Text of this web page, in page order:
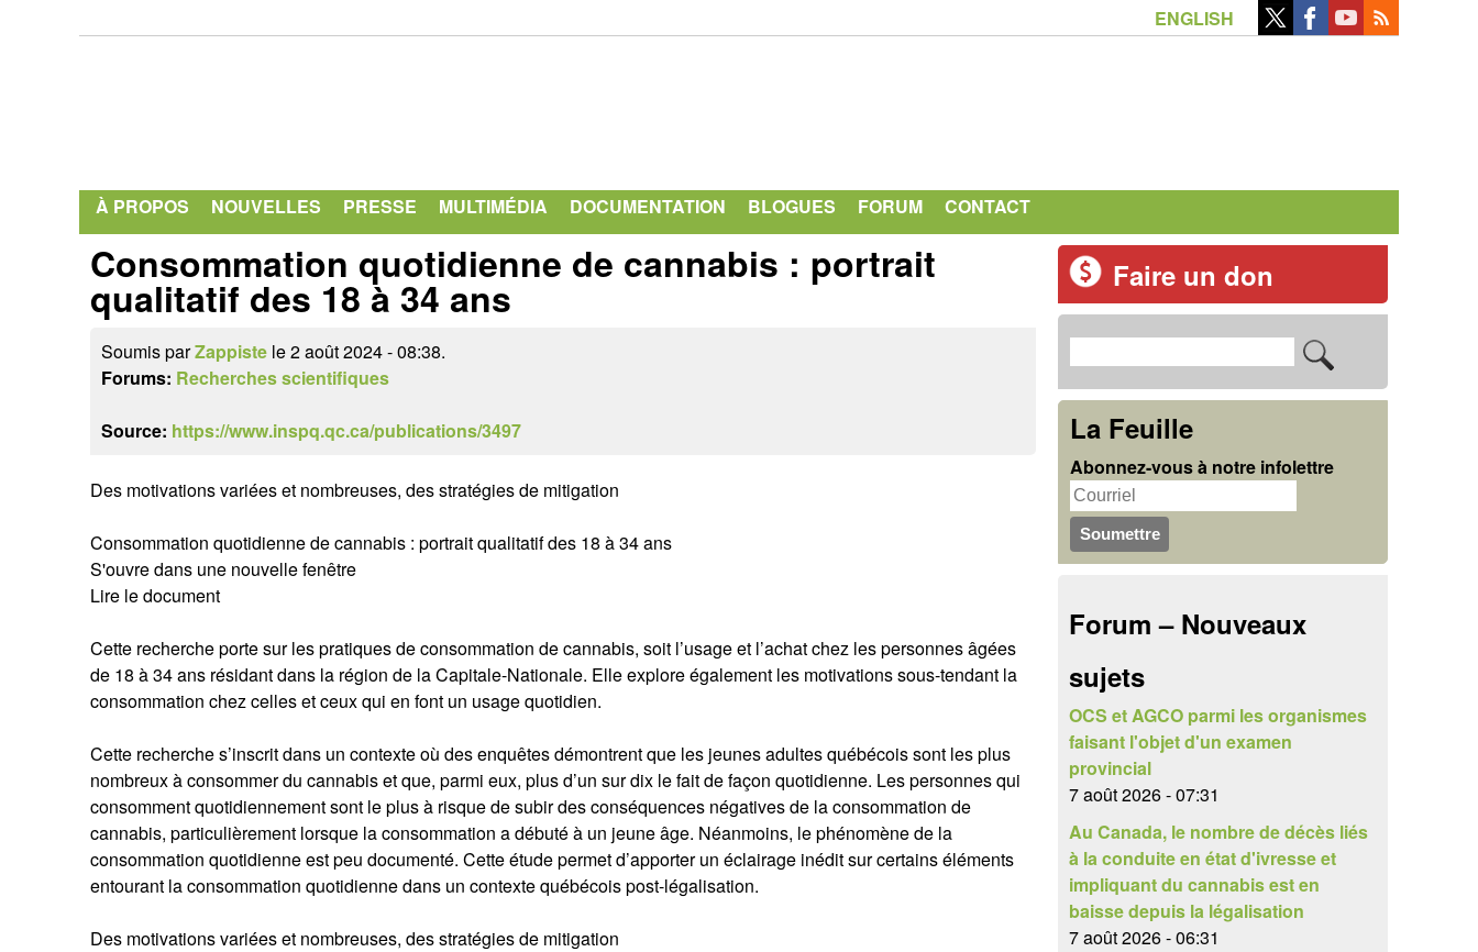
ENGLISH
À PROPOS NOUVELLES PRESSE MULTIMÉDIA DOCUMENTATION BLOGUES FORUM CONTACT
Consommation quotidienne de cannabis : portrait
qualitatif des 18 à 34 ans
Soumis parZappiste le 2 août 2024 - 08:38.
Forums: Recherches scientifiques
Source: https://www.inspq.qc.ca/publications/3497
Des motivations variées et nombreuses, des stratégies de mitigation
Consommation quotidienne de cannabis : portrait qualitatif des 18 à 34 ans
S'ouvre dans une nouvelle fenêtre
Lire le document
Cette recherche porte sur les pratiques de consommation de cannabis, soit l’usage et l’achat chez les personnes âgées
de 18 à 34 ans résidant dans la région de la Capitale-Nationale. Elle explore également les motivations sous-tendant la
consommation chez celles et ceux qui en font un usage quotidien.
Cette recherche s’inscrit dans un contexte où des enquêtes démontrent que les jeunes adultes québécois sont les plus
nombreux à consommer du cannabis et que, parmi eux, plus d’un sur dix le fait de façon quotidienne. Les personnes qui
consomment quotidiennement sont le plus à risque de subir des conséquences négatives de la consommation de
cannabis, particulièrement lorsque la consommation a débuté à un jeune âge. Néanmoins, le phénomène de la
consommation quotidienne est peu documenté. Cette étude permet d’apporter un éclairage inédit sur certains éléments
entourant la consommation quotidienne dans un contexte québécois post-légalisation.
Des motivations variées et nombreuses, des stratégies de mitigation
Faire un don
F
o
r
m
u
l
i
r
e
d
e
r
e
c
e
c
h
e
r
c
e
La Feuille
Abonnez-vous à notre infolettre
Forum – Nouveaux
sujets
OCS et AGCO parmi les organismes
faisant l'objet d'un examen
provincial
7 août 2026 - 07:31
Au Canada, le nombre de décès liés
à la conduite en état d'ivresse et
impliquant du cannabis est en
baisse depuis la légalisation
7 août 2026 - 06:31